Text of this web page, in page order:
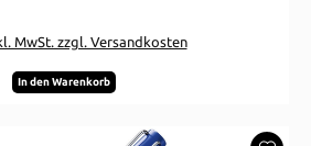
MwSt. zzgl. Versandkosten
In den Warenkorb